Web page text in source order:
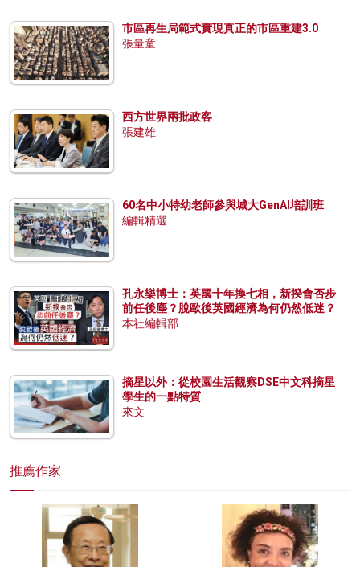
市區再生局範式實現真正的市區重建3.0
張量童
西方世界兩批政客
張建雄
60名中小特幼老師參與城大GenAI培訓班
編輯精選
孔永樂博士：英國十年換七相，新揆會否步
前任後塵？脫歐後英國經濟為何仍然低迷？
本社編輯部
摘星以外：從校園生活觀察DSE中文科摘星
學生的一點特質
來文
推薦作家